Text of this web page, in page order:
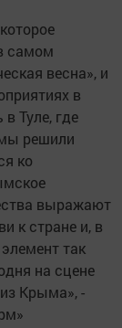
самом
весна», и
в
Туле, где
решили
ко
выражают
к стране и, в
так
на сцене
Крыма», -